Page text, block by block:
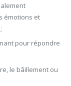
émotions et
pour répondre
le bâillement ou